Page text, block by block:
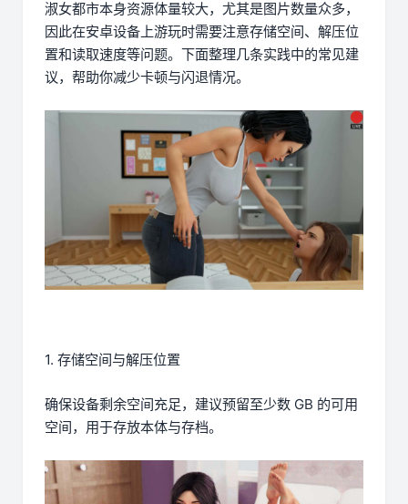
淑女都市本身资源体量较大，尤其是图片数量众多，
因此在安卓设备上游玩时需要注意存储空间、解压位
置和读取速度等问题。下面整理几条实践中的常见建
议，帮助你减少卡顿与闪退情况。
1. 存储空间与解压位置
确保设备剩余空间充足，建议预留至少数 GB 的可用
空间，用于存放本体与存档。